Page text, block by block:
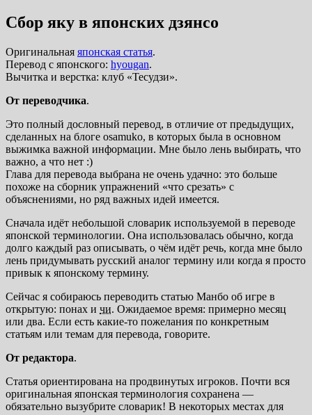
Сбор яку в японских дзянсо
Оригинальная японская статья.
Перевод с японского: hyougan.
Вычитка и верстка: клуб «Тесудзи».
От переводчика.
Это полный дословный перевод, в отличие от предыдущих,
сделанных на блоге osamuko, в которых была в основном
выжимка важной информации. Мне было лень выбирать, что
важно, а что нет :)
Глава для перевода выбрана не очень удачно: это больше
похоже на сборник упражнений «что срезать» с
объяснениями, но ряд важных идей имеется.
Сначала идёт небольшой словарик используемой в переводе
японской терминологии. Она использовалась обычно, когда
долго каждый раз описывать, о чём идёт речь, когда мне было
лень придумывать русский аналог термину или когда я просто
привык к японскому термину.
Сейчас я собираюсь переводить статью Манбо об игре в
открытую: понах и чи. Ожидаемое время: примерно месяц
или два. Если есть какие-то пожелания по конкретным
статьям или темам для перевода, говорите.
От редактора.
Статья ориентирована на продвинутых игроков. Почти вся
оригинальная японская терминология сохранена —
обязательно вызубрите словарик! В некоторых местах для